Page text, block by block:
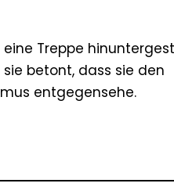
Treppe
betont, dass sie den
entgegensehe.